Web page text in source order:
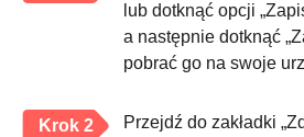
lub dotknąć opcji
a następnie dotknąć
pobrać go na swoje
Krok 2
Przejdź do zakładki